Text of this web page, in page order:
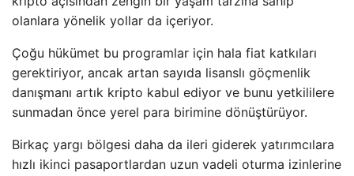
olanlara yönelik yollar da içeriyor.
Çoğu hükümet bu programlar için hala fiat katkıları
gerektiriyor, ancak artan sayıda lisanslı göçmenlik
danışmanı artık kripto kabul ediyor ve bunu yetkililere
sunmadan önce yerel para birimine dönüştürüyor.
Birkaç yargı bölgesi daha da ileri giderek yatırımcılara
hızlı ikinci pasaportlardan uzun vadeli oturma izinlerine